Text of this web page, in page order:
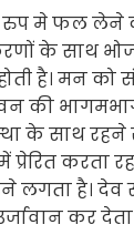
मे फल लेने
के साथ
है। मन
की
के साथ
करता
लगता है।
कर